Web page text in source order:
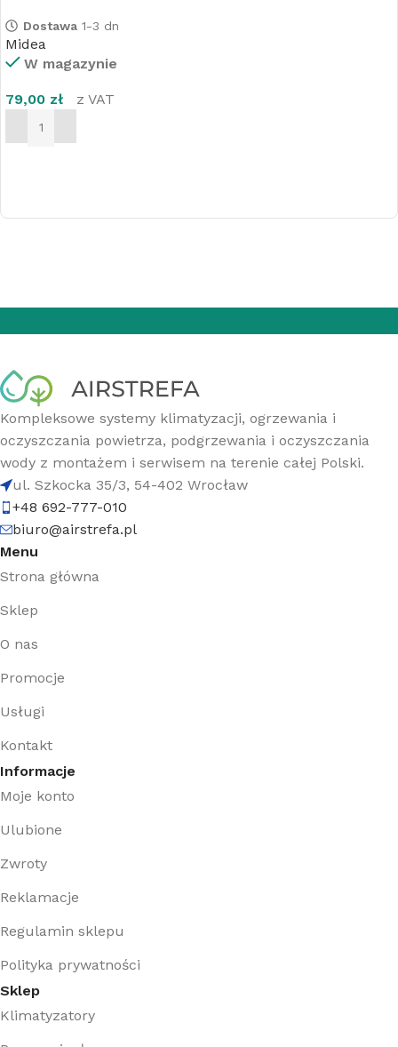
Dostawa 1-3 dn
Midea
W magazynie
79,00 zł z VAT
DODAJ DO KOSZYKA
Kompleksowe systemy klimatyzacji, ogrzewania i
oczyszczania powietrza, podgrzewania i oczyszczania
wody z montażem i serwisem na terenie całej Polski.
ul. Szkocka 35/3, 54-402 Wrocław
+48 692-777-010
biuro@airstrefa.pl
Menu
Strona główna
Sklep
O nas
Promocje
Usługi
Kontakt
Informacje
Moje konto
Ulubione
Zwroty
Reklamacje
Regulamin sklepu
Polityka prywatności
Sklep
Klimatyzatory